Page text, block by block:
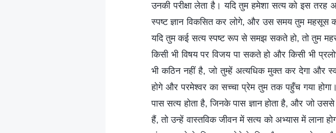
उनकी परीक्षा लेता है। यदि तुम हमेशा सत्य को इस तरह
स्पष्ट ज्ञान विकसित कर लोगे, और उस समय तुम महसूस
यदि तुम कई सत्य स्पष्ट रूप से समझ सकते हो, तो तुम
किसी भी विषय पर विजय पा सकते हो और किसी भी
भी कठिन नहीं है, जो तुम्हें अत्यधिक मुक्त कर देगा और
होगे और परमेश्वर का सच्चा प्रेम तुम तक पहुँच गया
पास सत्य होता है, जिनके पास ज्ञान होता है, और जो
हैं, तो उन्हें वास्तविक जीवन में सत्य को अभ्यास में लाना